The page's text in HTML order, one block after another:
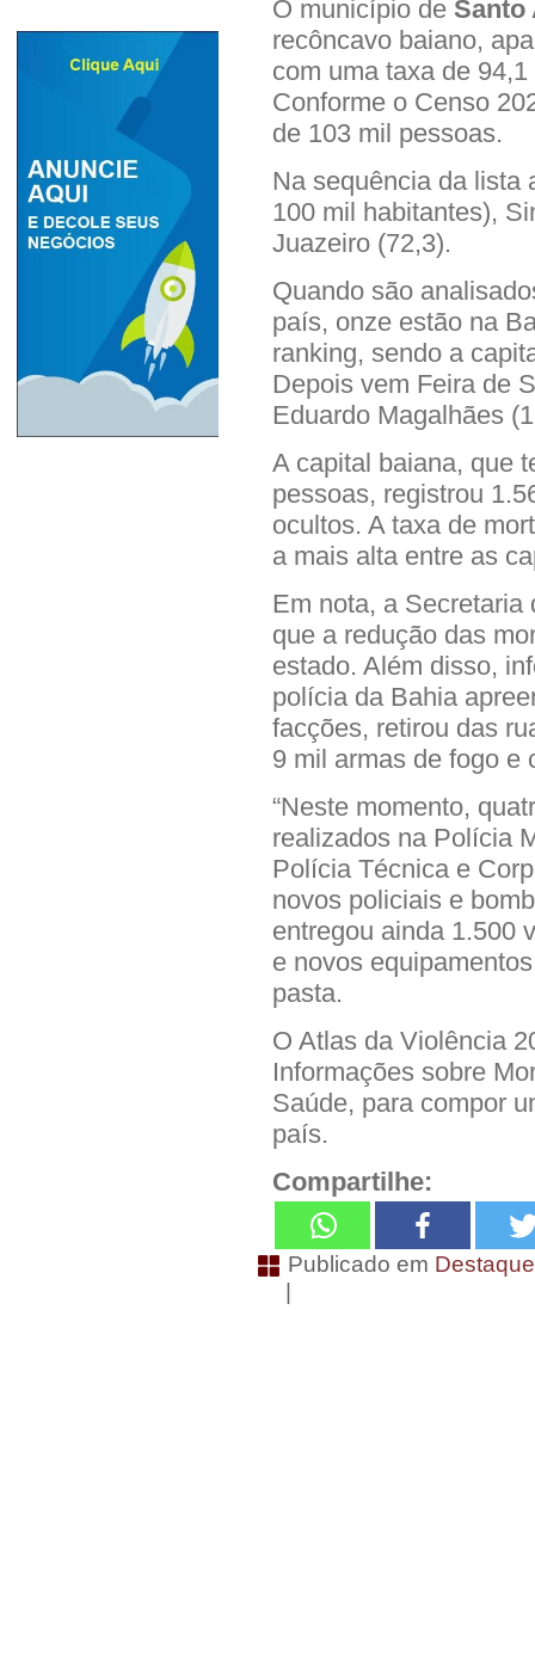
O município de Santo
recôncavo baiano,
com uma taxa de
Conforme o Censo
de 103 mil pessoas.
Na sequência da lista
100 mil habitantes),
Juazeiro (72,3).
Quando são
país, onze estão na
ranking, sendo a
Depois vem Feira de
Eduardo Magalhães
A capital baiana, que
pessoas, registrou
ocultos. A taxa de
a mais alta entre as
Em nota, a
que a redução das
estado. Além disso,
polícia da Bahia
facções, retirou das
9 mil armas de fogo e
“Neste momento,
realizados na Polícia
Polícia Técnica e
novos policiais e
entregou ainda 1.500
e novos
pasta.
O Atlas da Violência
Informações sobre
Saúde, para compor
país.
Compartilhe:
Publicado em
|